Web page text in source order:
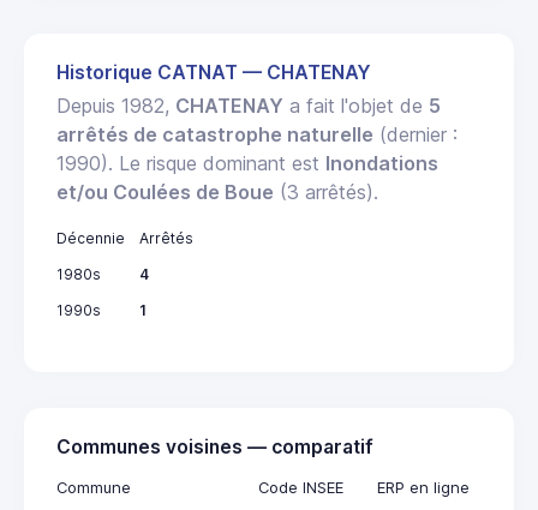
Historique CATNAT — CHATENAY
Depuis 1982, CHATENAY a fait l'objet de 5
arrêtés de catastrophe naturelle (dernier :
1990). Le risque dominant est Inondations
et/ou Coulées de Boue (3 arrêtés).
Décennie
Arrêtés
1980s
4
1990s
1
Communes voisines — comparatif
Commune Code INSEE ERP en ligne